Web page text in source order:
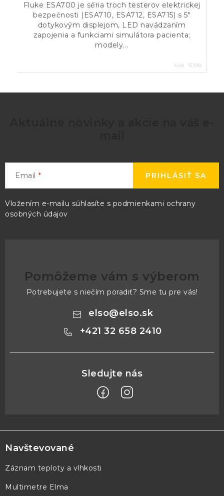
Fluke ESA700 je séria troch testerov elektrickej
bezpečnosti (ESA710, ESA712, ESA715) s 5″
dotykovým displejom, LED navádzaním
zapojenia a funkciami simulátora pacienta;
modely...
Kód: 15398
Email
Vložením e-mailu súhlasíte s podmienkami ochrany
osobných údajov
PRIHLÁSIŤ SA
Pomôžeme vám s výberom
Potrebujete s niečím poradiť? Sme tu pre vás!
elso@elso.sk
+421 32 658 2410
á
p
ä
Navštevované
Záznam teploty a vlhkosti
Multimetre Elma